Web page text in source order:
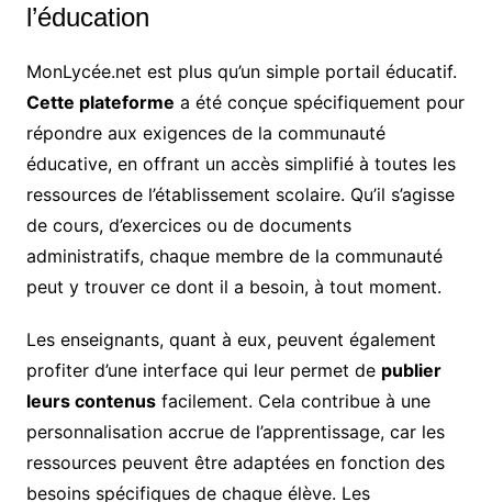
l’éducation
MonLycée.net est plus qu’un simple portail éducatif.
Cette plateforme a été conçue spécifiquement pour
répondre aux exigences de la communauté
éducative, en offrant un accès simplifié à toutes les
ressources de l’établissement scolaire. Qu’il s’agisse
de cours, d’exercices ou de documents
administratifs, chaque membre de la communauté
peut y trouver ce dont il a besoin, à tout moment.
Les enseignants, quant à eux, peuvent également
profiter d’une interface qui leur permet de publier
leurs contenusfacilement. Cela contribue à une
personnalisation accrue de l’apprentissage, car les
ressources peuvent être adaptées en fonction des
besoins spécifiques de chaque élève. Les